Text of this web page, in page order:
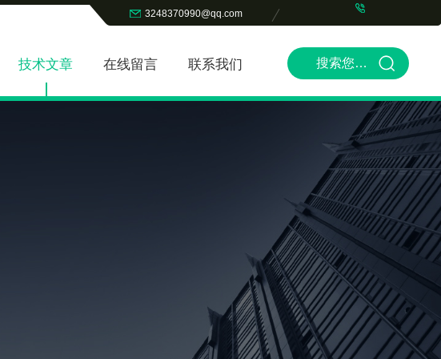
3248370990@qq.com
技术文章 在线留言 联系我们